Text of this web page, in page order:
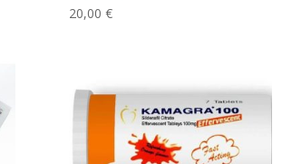
Ocjenjeno
5.00
20,00 €